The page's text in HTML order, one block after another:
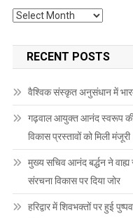
Archives
RECENT POSTS
वैश्विक संस्कृत अनुसंधान में
गढ़वाल आयुक्त आनंद स्वरूप की
विकास प्रस्तावों को मिली मंजूरी
मुख्य सचिव आनंद बर्द्धन ने
संरचना विकास पर दिया जोर
हरिद्वार में शिवभक्तों पर हुई